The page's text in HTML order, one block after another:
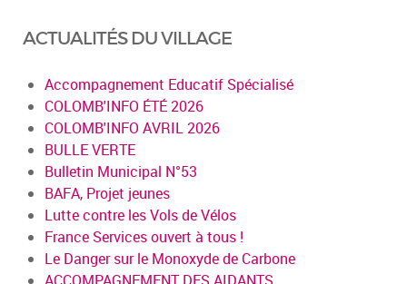
ACTUALITÉS DU VILLAGE
Accompagnement Educatif Spécialisé
COLOMB'INFO ÉTÉ 2026
COLOMB'INFO AVRIL 2026
BULLE VERTE
Bulletin Municipal N°53
BAFA, Projet jeunes
Lutte contre les Vols de Vélos
France Services ouvert à tous !
Le Danger sur le Monoxyde de Carbone